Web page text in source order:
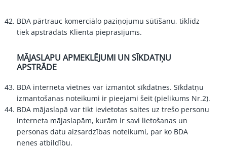
BDA pārtrauc komerciālo paziņojumu sūtīšanu, tiklīdz
tiek apstrādāts Klienta pieprasījums.
MĀJASLAPU APMEKLĒJUMI UN SĪKDATŅU
APSTRĀDE
BDA interneta vietnes var izmantot sīkdatnes. Sīkdatņu
izmantošanas noteikumi ir pieejami šeit (pielikums Nr.2).
BDA mājaslapā var tikt ievietotas saites uz trešo personu
interneta mājaslapām, kurām ir savi lietošanas un
personas datu aizsardzības noteikumi, par ko BDA
nenes atbildību.